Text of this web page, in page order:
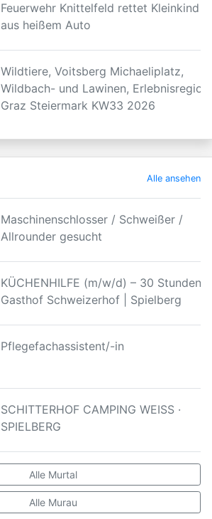
Feuerwehr Knittelfeld rettet Kleinkind
aus heißem Auto
Wildtiere, Voitsberg Michaeliplatz,
Wildbach- und Lawinen, Erlebnisregion
Graz Steiermark KW33 2026
Alle ansehen
Maschinenschlosser / Schweißer /
Allrounder gesucht
KÜCHENHILFE (m/w/d) – 30 Stunden |
Gasthof Schweizerhof | Spielberg
Pflegefachassistent/-in
SCHITTERHOF CAMPING WEISS ·
SPIELBERG
Alle Murtal
Alle Murau